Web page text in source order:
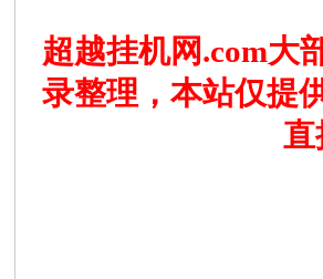
超越挂机网.com大
录整理，本站仅提
直